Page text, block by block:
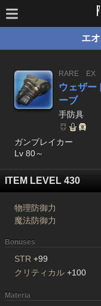
エ
RARE
EX
ウェザー
ーブ
手防具
ガンブレイカー
Lv 80～
ITEM LEVEL 430
物理防御力
魔法防御力
Bonuses
STR +99
クリティカル +100
Materia